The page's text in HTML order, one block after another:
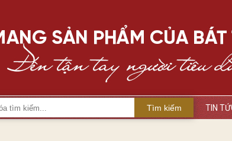
Tìm kiếm TIN